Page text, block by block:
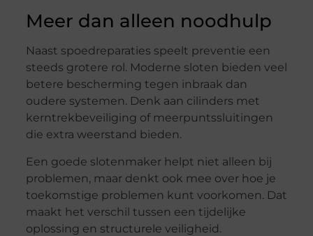
Meer dan alleen noodhulp
Naast spoedreparaties speelt preventie een
steeds grotere rol. Moderne sloten bieden veel
betere bescherming tegen inbraak dan
oudere systemen. Denk aan cilinders met
kerntrekbeveiliging of meerpuntssluitingen
die extra weerstand bieden.
Een goede slotenmaker helpt niet alleen bij
problemen, maar denkt ook mee over hoe je
toekomstige problemen kunt voorkomen. Dat
maakt het verschil tussen een tijdelijke
oplossing en structurele veiligheid.